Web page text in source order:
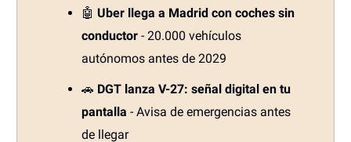
🤖 Uber llega a Madrid con coches sin
conductor - 20.000 vehículos
autónomos antes de 2029
🚗 DGT lanza V-27: señal digital en tu
pantalla - Avisa de emergencias antes
de llegar